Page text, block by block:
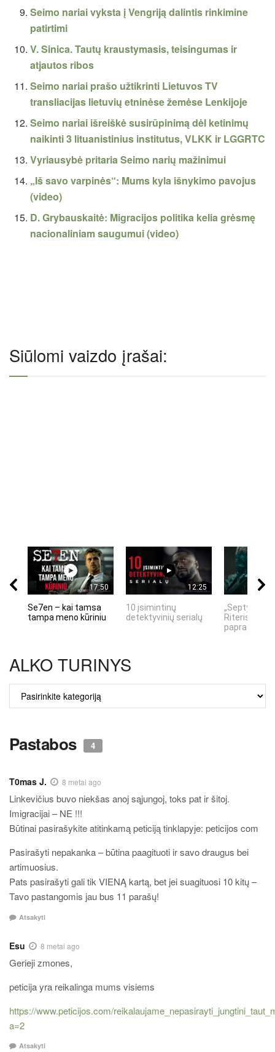
Seimo nariai vyksta į Vengriją dalintis rinkimine
patirtimi
V. Sinica. Tautų kraustymasis, teisingumas ir
atjautos ribos
Seimo nariai prašo užtikrinti Lietuvos TV
transliacijas lietuvių etninėse žemėse Lenkijoje
Seimo nariai išreiškė susirūpinimą dėl ketinimų
naikinti 3 lituanistinius institutus, VLKK ir LGGRTC
Vyriausybė pritaria Seimo narių mažinimui
„Iš savo varpinės“: Mums kyla išnykimo pavojus
(video)
D. Grybauskaitė: Migracijos politika kelia grėsmę
nacionaliniam saugumui (video)
Siūlomi vaizdo įrašai:
17:50
Se7en – kai tamsa
tampa meno kūriniu
12:25
10 įsimintinų
detektyvinių serialų
„Septynių
Riteris" – kai
ALKO TURINYS
ALKO
TURINYS
Pastabos 4
T0mas J. 8 metai ago
Linkevičius buvo niekšas anoj sąjungoj, toks pat ir šitoj.
Imigracijai – NE !!!
Būtinai pasirašykite atitinkamą peticiją tinklapyje: peticijos com
Pasirašyti nepakanka – būtina paagituoti ir savo draugus bei
artimuosius.
Pats pasirašyti gali tik VIENĄ kartą, bet jei suagituosi 10 kitų –
Tavo pastangomis jau bus 11 parašų!
Atsakyti
Esu 8 metai ago
Gerieji zmones,
peticija yra reikalinga mums visiems
https://www.peticijos.com/
a=2
Atsakyti